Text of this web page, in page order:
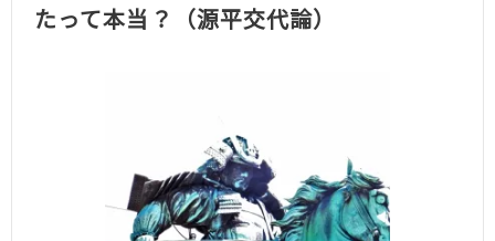
たって本当？（源平交代論）